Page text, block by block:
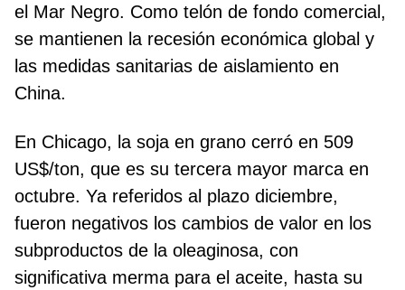
el Mar Negro. Como telón de fondo comercial,
se mantienen la recesión económica global y
las medidas sanitarias de aislamiento en
China.
En Chicago, la soja en grano cerró en 509
US$/ton, que es su tercera mayor marca en
octubre. Ya referidos al plazo diciembre,
fueron negativos los cambios de valor en los
subproductos de la oleaginosa, con
significativa merma para el aceite, hasta su